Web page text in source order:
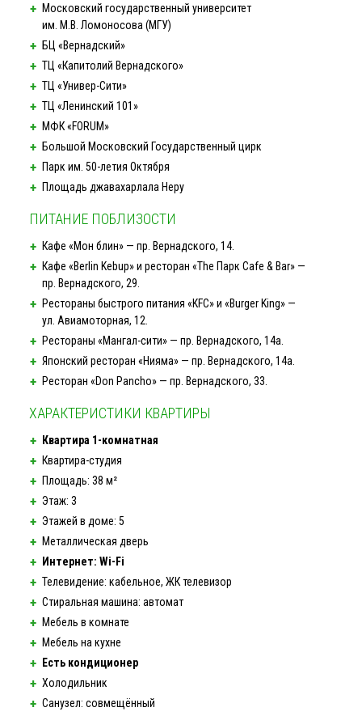
Московский государственный университет
им. М.В. Ломоносова (МГУ)
БЦ «Вернадский»
ТЦ «Капитолий Вернадского»
ТЦ «Универ-Сити»
ТЦ «Ленинский 101»
МФК «FORUM»
Большой Московский Государственный цирк
Парк им. 50-летия Октября
Площадь джавахарлала Неру
ПИТАНИЕ ПОБЛИЗОСТИ
Кафе «Мон блин» — пр. Вернадского, 14.
Кафе «Berlin Kebup» и ресторан «The Парк Cafe & Bar» —
пр. Вернадского, 29.
Рестораны быстрого питания «KFC» и «Burger King» —
ул. Авиамоторная, 12.
Рестораны «Мангал-сити» — пр. Вернадского, 14а.
Японский ресторан «Нияма» — пр. Вернадского, 14а.
Ресторан «Don Pancho» — пр. Вернадского, 33.
ХАРАКТЕРИСТИКИ КВАРТИРЫ
Квартира 1-комнатная
Квартира-студия
Площадь: 38 м²
Этаж: 3
Этажей в доме: 5
Металлическая дверь
Интернет: Wi-Fi
Телевидение: кабельное, ЖК телевизор
Стиральная машина: автомат
Мебель в комнате
Мебель на кухне
Есть кондиционер
Холодильник
Санузел: совмещённый